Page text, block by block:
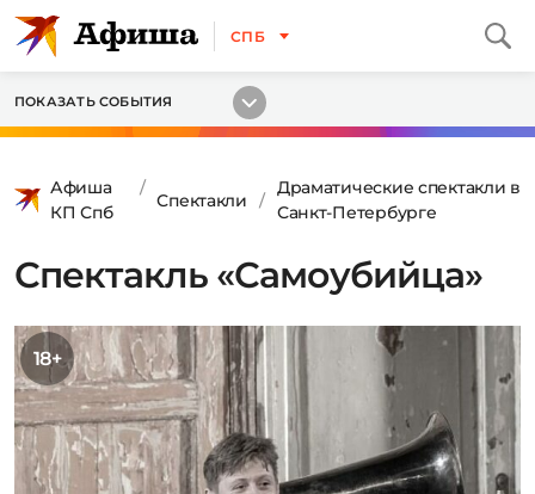
СПБ
ПОКАЗАТЬ СОБЫТИЯ
Афиша
КП Спб
Спектакли
Драматические спектакли в
Санкт-Петербурге
Спектакль «Самоубийца»
18+